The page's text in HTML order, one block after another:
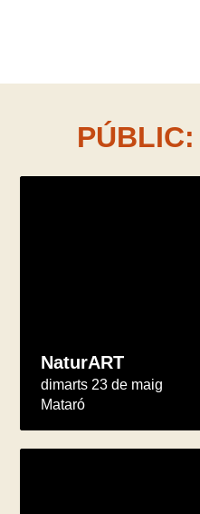
PÚBLIC:
NaturART
dimarts 23 de maig
Mataró